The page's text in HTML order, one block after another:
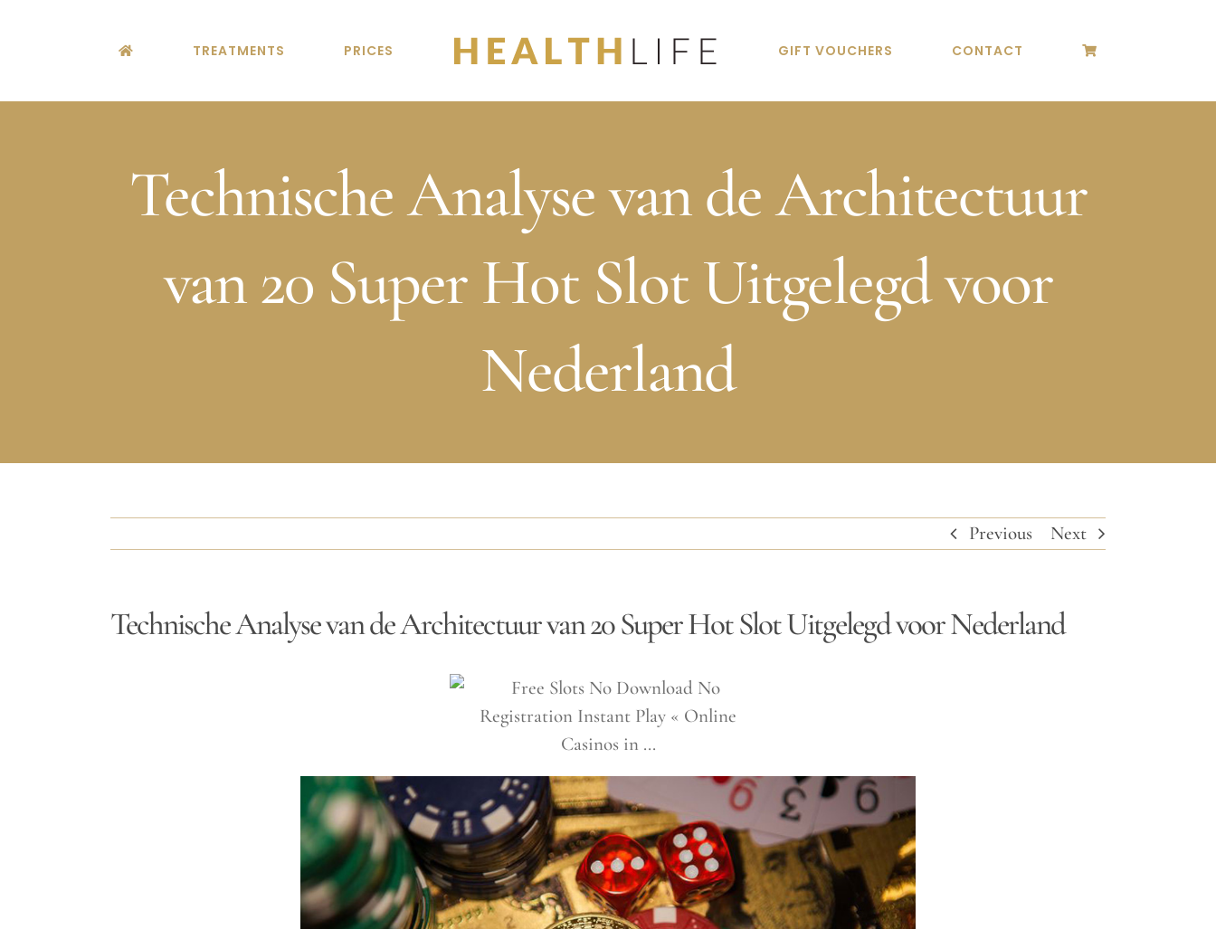
TREATMENTS PRICES GIFT VOUCHERS CONTACT
Technische Analyse van de Architectuur
van 20 Super Hot Slot Uitgelegd voor
Nederland
Previous Next
Technische Analyse van de Architectuur van 20 Super Hot Slot Uitgelegd voor Nederland